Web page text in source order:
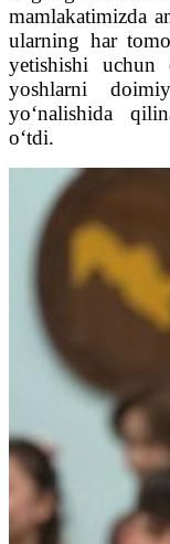
mamlakatimizda
ularning har
yetishishi uchun
yoshlarni
yo‘nalishida
o‘tdi.